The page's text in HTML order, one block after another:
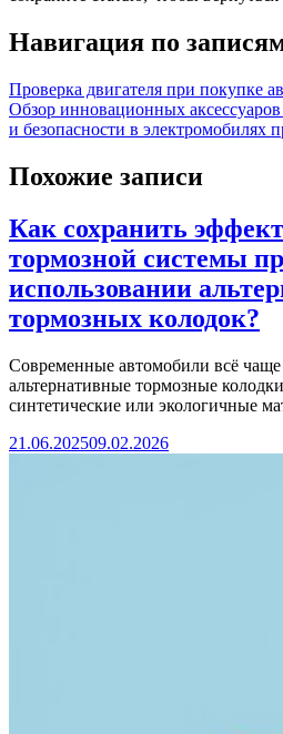
Навигация по
Проверка двигателя при покупке
Обзор инновационных
и безопасности в электромобилях
Похожие записи
Как сохранить
тормозной системы
использовании
тормозных колодок?
Современные автомобили всё
альтернативные тормозные
синтетические или экологичные
21.06.202509.02.2026